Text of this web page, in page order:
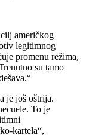
američkog
legitimnog
promenu režima,
su tamo
je još oštrija.
To je
kartela“,